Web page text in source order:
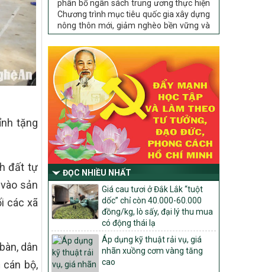
tặng
đất tự
sản
các xã
dân
bộ,
nông thôn mới, giảm nghèo bền vững và
phát triển kinh tế – xã hội vùng đồng bào
dân tộc thiểu số và miền núi giai đoạn
Chỉ Thị số 22-CT/TU
về đẩy mạnh thực hiện Chương trình mục
tiêu quốc gia xây dựng nông thôn mới,
giảm nghèo bền vững và phát triển kinh
tế – xã hội vùng đồng bào dân tộc thiểu
số và miền núi giai đoạn 2026 – 2030
trên địa bàn tỉnh Nghệ An
Quyết định số 2490/QĐ-UBND
Về việc thành lập Ban Chỉ đạo Chương
trình mục tiều quốc gia xây dựng nông
thôn mới, giảm nghèo bền vững và phát
triển kinh tế – xã hội vùng đồng bào dân
tộc thiểu số và miền núi giai đoạn 2026
-2030 tỉnh Nghệ An
Thông tư Số 23/2026/TT-BNNMT
Thông tư Hướng dẫn thực hiện một số
nội dung Chương trình mục tiêu quốc gia
xây dựng nông thôn mới, giảm nghèo
ĐỌC NHIỀU NHẤT
Giá cau tươi ở Đắk Lắk “tuột
dốc” chỉ còn 40.000-60.000
đồng/kg, lò sấy, đại lý thu mua
có động thái lạ
Áp dụng kỹ thuật rải vụ, giá
nhãn xuồng cơm vàng tăng
cao